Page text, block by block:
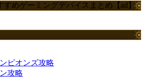
すめゲーミングデバイスまとめ【ad】
ピオンズ攻略
攻略